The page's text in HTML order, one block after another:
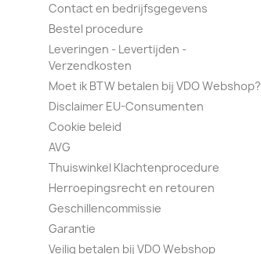
Contact en bedrijfsgegevens
Bestel procedure
Leveringen - Levertijden -
Verzendkosten
Moet ik BTW betalen bij VDO Webshop?
Disclaimer EU-Consumenten
Cookie beleid
AVG
Thuiswinkel Klachtenprocedure
Herroepingsrecht en retouren
Geschillencommissie
Garantie
Veilig betalen bij VDO Webshop